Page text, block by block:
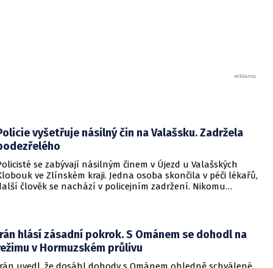
vyšetřuje násilný čin na Valašsku. Zadržela
se zabývají násilným činem v Újezd u Valašských
ve Zlínském kraji. Jedna osoba skončila v péči lékařů,
člověk se nachází v policejním zadržení. Nikomu
hlásí zásadní pokrok. S Ománem se dohodl na
v Hormuzském průlivu